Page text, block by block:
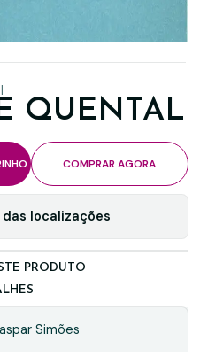
|
QUENTAL
COMPRAR AGORA
localizações
PRODUTO
Simões